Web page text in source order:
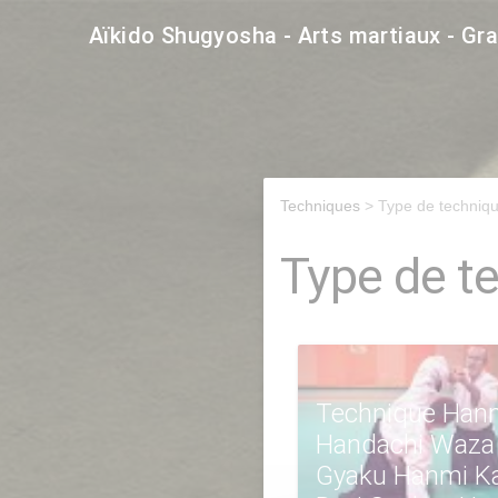
Aïkido Shugyosha - Arts martiaux -
Techniques > Type de
Type de
Technique
Handachi Waza
Gyaku Hanmi